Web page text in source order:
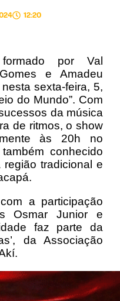
12:20
por Val
e Amadeu
sexta-feira, 5,
do Mundo”. Com
da música
de ritmos, o show
às 20h no
conhecido
região tradicional e
a participação
Osmar Junior e
faz parte da
da Associação